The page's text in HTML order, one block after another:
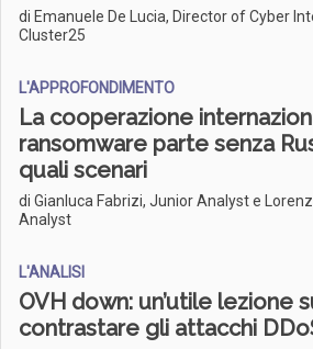
di Emanuele De Lucia, Director of Cyber
Cluster25
L'APPROFONDIMENTO
La cooperazione
ransomware parte senza
quali scenari
di Gianluca Fabrizi, Junior Analyst e
Analyst
L'ANALISI
OVH down: un’utile lezione
contrastare gli attacchi